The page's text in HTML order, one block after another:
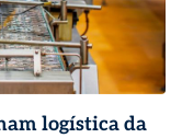
logística da